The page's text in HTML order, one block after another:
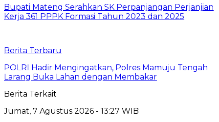
Bupati Mateng Serahkan SK Perpanjangan Perjanjian
Kerja 361 PPPK Formasi Tahun 2023 dan 2025
Berita Terbaru
POLRI Hadir Mengingatkan, Polres Mamuju Tengah
Larang Buka Lahan dengan Membakar
Berita Terkait
Jumat, 7 Agustus 2026 - 13:27 WIB